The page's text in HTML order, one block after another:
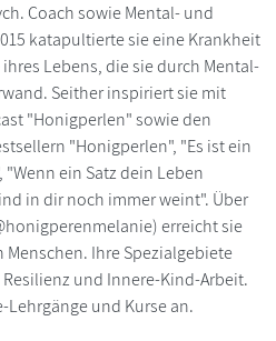
Coach sowie Mental- und
katapultierte sie eine Krankheit
Lebens, die sie durch Mental-
Seither inspiriert sie mit
"Honigperlen" sowie den
"Honigperlen", "Es ist ein
ein Satz dein Leben
in dir noch immer weint". Über
erreicht sie
Ihre Spezialgebiete
und Innere-Kind-Arbeit.
und Kurse an.